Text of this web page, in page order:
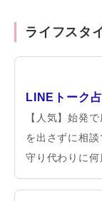
ライフスタ
LINEトーク
【人気】始発
を出さずに相
守り代わりに何